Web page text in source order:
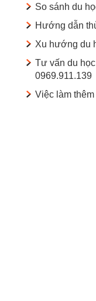
So sánh du
Hướng dẫn
Xu hướng du
Tư vấn du
0969.911.139
Việc làm